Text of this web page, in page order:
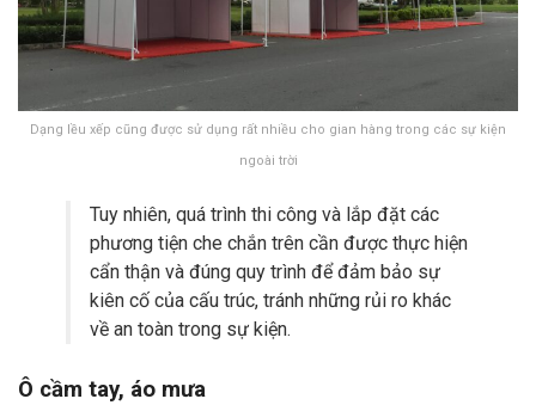
Dạng lều xếp cũng được sử dụng rất nhiều cho gian hàng trong các sự kiện
ngoài trời
Tuy nhiên, quá trình thi công và lắp đặt các
phương tiện che chắn trên cần được thực hiện
cẩn thận và đúng quy trình để đảm bảo sự
kiên cố của cấu trúc, tránh những rủi ro khác
về an toàn trong sự kiện.
Ô cầm tay, áo mưa